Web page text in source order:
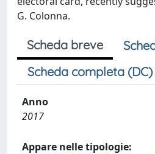
G. Colonna.
Scheda breve
Scheda completa (DC)
Anno
2017
Appare nelle tipologie: